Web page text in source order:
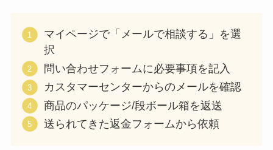
マイページで「メールで相談する」を選
択
問い合わせフォームに必要事項を記入
カスタマーセンターからのメールを確認
商品のパッケージ/段ボール箱を返送
送られてきた返金フォームから依頼